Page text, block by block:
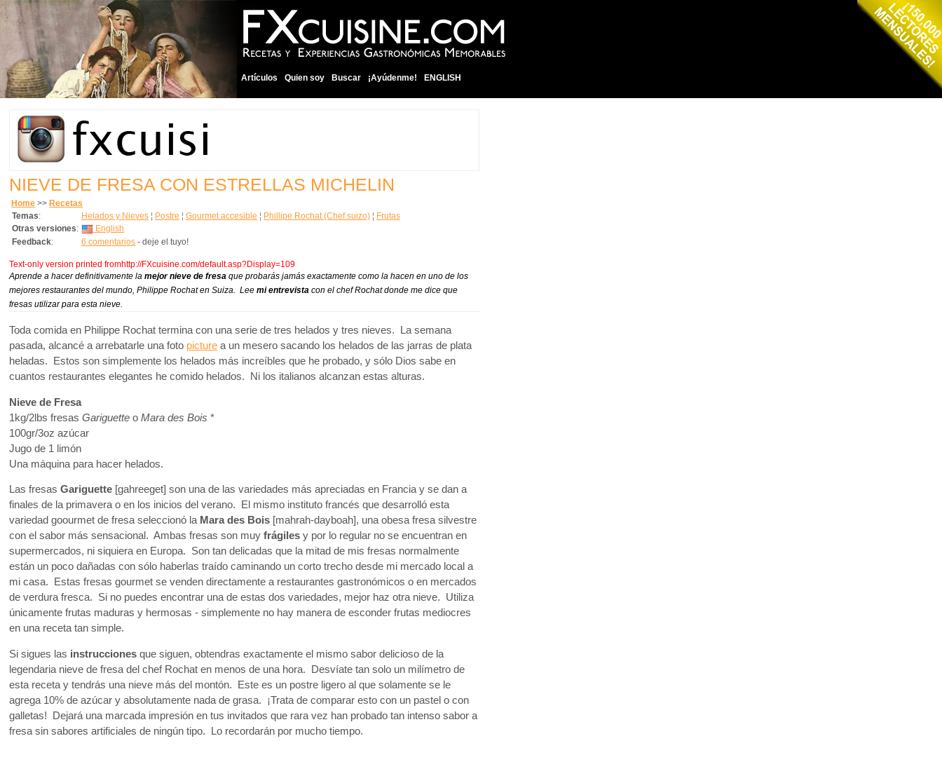
Artículos Quien soy Buscar ¡Ayúdenme! ENGLISH
NIEVE DE FRESA CON ESTRELLAS MICHELIN
Home >> Recetas
Temas: Helados y Nieves ¦ Postre ¦ Gourmet accesible ¦ Phillipe Rochat (Chef suizo) ¦ Frutas
Otras versiones:
English
Feedback: 6 comentarios - deje el tuyo!
Text-only version printed fromhttp://FXcuisine.com/default.asp?Display=109
Aprende a hacer definitivamente la mejor nieve de fresa que probarás jamás exactamente como la hacen en uno de los
mejores restaurantes del mundo, Philippe Rochat en Suiza. Lee mi entrevista con el chef Rochat donde me dice que
fresas utilizar para esta nieve.
Toda comida en Philippe Rochat termina con una serie de tres helados y tres nieves. La semana
pasada, alcancé a arrebatarle una foto picture a un mesero sacando los helados de las jarras de plata
heladas. Estos son simplemente los helados más increíbles que he probado, y sólo Dios sabe en
cuantos restaurantes elegantes he comido helados. Ni los italianos alcanzan estas alturas.
Nieve de Fresa
1kg/2lbs fresas Gariguette o Mara des Bois *
100gr/3oz azúcar
Jugo de 1 limón
Una máquina para hacer helados.
Las fresas Gariguette [gahreeget] son una de las variedades más apreciadas en Francia y se dan a
finales de la primavera o en los inicios del verano. El mismo instituto francés que desarrolló esta
variedad goourmet de fresa seleccionó la Mara des Bois [mahrah-dayboah], una obesa fresa silvestre
con el sabor más sensacional. Ambas fresas son muy frágiles y por lo regular no se encuentran en
supermercados, ni siquiera en Europa. Son tan delicadas que la mitad de mis fresas normalmente
están un poco dañadas con sólo haberlas traído caminando un corto trecho desde mi mercado local a
mi casa. Estas fresas gourmet se venden directamente a restaurantes gastronómicos o en mercados
de verdura fresca. Si no puedes encontrar una de estas dos variedades, mejor haz otra nieve. Utiliza
únicamente frutas maduras y hermosas - simplemente no hay manera de esconder frutas mediocres
en una receta tan simple.
Si sigues las instrucciones que siguen, obtendras exactamente el mismo sabor delicioso de la
legendaria nieve de fresa del chef Rochat en menos de una hora. Desvíate tan solo un milímetro de
esta receta y tendrás una nieve más del montón. Este es un postre ligero al que solamente se le
agrega 10% de azúcar y absolutamente nada de grasa. ¡Trata de comparar esto con un pastel o con
galletas! Dejará una marcada impresión en tus invitados que rara vez han probado tan intenso sabor a
fresa sin sabores artificiales de ningún tipo. Lo recordarán por mucho tiempo.